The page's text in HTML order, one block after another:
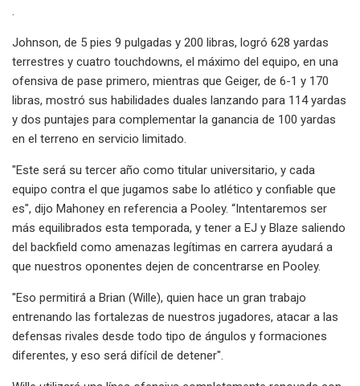
.
Johnson, de 5 pies 9 pulgadas y 200 libras, logró 628 yardas
terrestres y cuatro touchdowns, el máximo del equipo, en una
ofensiva de pase primero, mientras que Geiger, de 6-1 y 170
libras, mostró sus habilidades duales lanzando para 114 yardas
y dos puntajes para complementar la ganancia de 100 yardas
en el terreno en servicio limitado.
"Este será su tercer año como titular universitario, y cada
equipo contra el que jugamos sabe lo atlético y confiable que
es", dijo Mahoney en referencia a Pooley. “Intentaremos ser
más equilibrados esta temporada, y tener a EJ y Blaze saliendo
del backfield como amenazas legítimas en carrera ayudará a
que nuestros oponentes dejen de concentrarse en Pooley.
"Eso permitirá a Brian (Wille), quien hace un gran trabajo
entrenando las fortalezas de nuestros jugadores, atacar a las
defensas rivales desde todo tipo de ángulos y formaciones
diferentes, y eso será difícil de detener".